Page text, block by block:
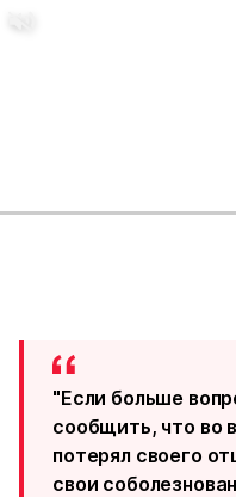
"Если больше
сообщить, что во
потерял своего
свои